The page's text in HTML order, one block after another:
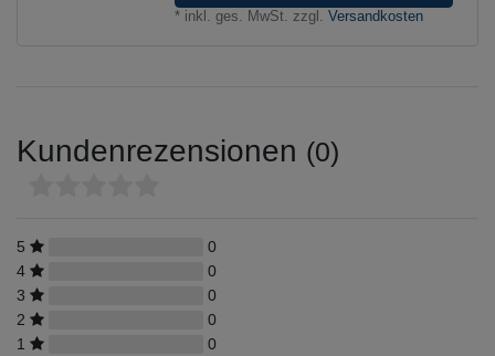
* inkl. ges. MwSt. zzgl.Versandkosten
Kundenrezensionen (0)
5
0
4
0
3
0
2
0
1
0